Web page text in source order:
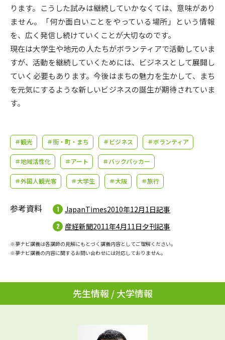
新生活お役立ちガイド
学問発見 学問検索
大学で学びたい学問発見
学問の教科書 夢ナビライブ
ユーザーサポート
受付内容・発送状況の確認
テレメール
個人情報取扱規定
特定商取引表記
訂正のご案内
ります。こうした試みは継続していかなくては、意味があり
ません。「何か面白いことをやっている場所」という情報
を、広く発信し続けていくことが大切なのです。
現在は大学生や地元の人たちがボランティアで活動していま
すが、活動を継続していくためには、ビジネスとして展開し
ていく必要もあります。今後はまちの魅力を生かして、まち
を元気にするような新しいビジネスの誕生が期待されていま
す。
＃観光 ＃街・町・まち ＃ビジネス ＃ボランティア
＃地域活性化 ＃アート ＃バックパッカー
＃外国人観光客 ＃大学生 ＃大阪 ＃旅行
参考資料
JapanTimes2010年12月1日記事
産経新聞2011年4月11日夕刊記事
※夢ナビ講義は各講師の見解にもとづく講義内容としてご理解ください。
※夢ナビ講義の内容に関するお問い合わせには対応しておりません。
先生情報 / 大学情報